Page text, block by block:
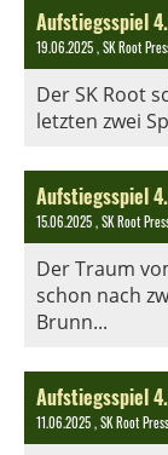
Aufstiegsspiel
19.06.2025, SK Root
Der SK Root
letzten zwei
Aufstiegsspiel
15.06.2025, SK Root
Der Traum
schon nach
Brunn...
Aufstiegsspiel
11.06.2025, SK Root